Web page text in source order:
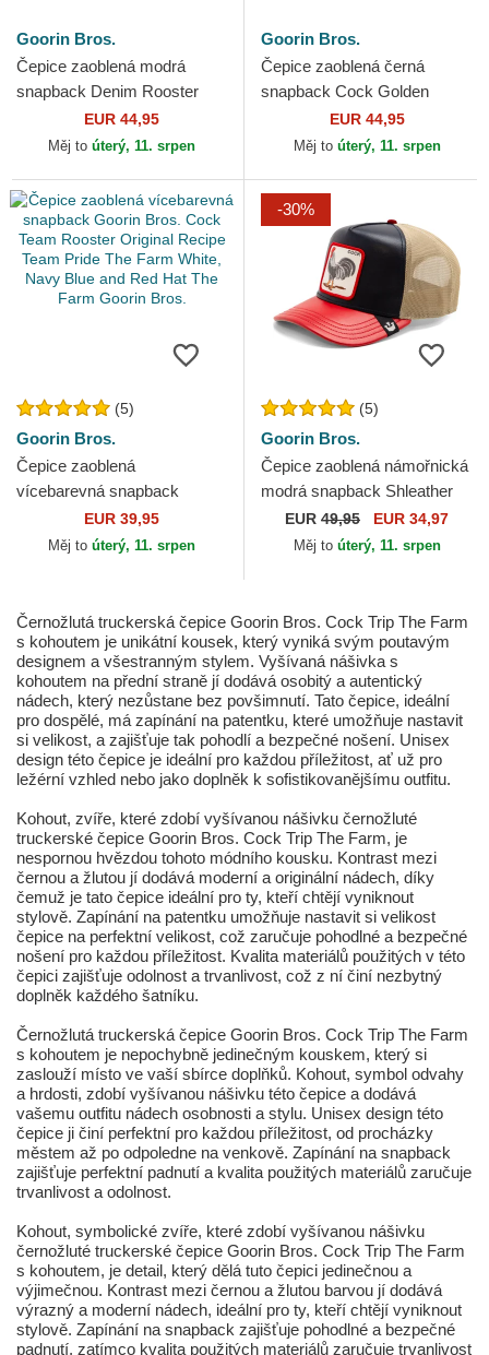
Goorin Bros.
Čepice zaoblená modrá
snapback Denim Rooster
The Farm Goorin Bros.
EUR 44,95
Měj to úterý, 11. srpen
Goorin Bros.
Čepice zaoblená černá
snapback Cock Golden
Suede The Farm Goorin
Bros.
EUR 44,95
Měj to úterý, 11. srpen
(5)
Goorin Bros.
Čepice zaoblená
vícebarevná snapback
Goorin Bros. Cock Team
Rooster Original Recipe
EUR 39,95
Měj to úterý, 11. srpen
-30%
(5)
Goorin Bros.
Čepice zaoblená námořnická
modrá snapback Shleather
Cock The Farm Goorin Bros.
EUR 49,95 EUR 34,97
Měj to úterý, 11. srpen
Černožlutá truckerská čepice Goorin Bros. Cock Trip The Farm
s kohoutem je unikátní kousek, který vyniká svým poutavým
designem a všestranným stylem. Vyšívaná nášivka s
kohoutem na přední straně jí dodává osobitý a autentický
nádech, který nezůstane bez povšimnutí. Tato čepice, ideální
pro dospělé, má zapínání na patentku, které umožňuje nastavit
si velikost, a zajišťuje tak pohodlí a bezpečné nošení. Unisex
design této čepice je ideální pro každou příležitost, ať už pro
ležérní vzhled nebo jako doplněk k sofistikovanějšímu outfitu.
Kohout, zvíře, které zdobí vyšívanou nášivku černožluté
truckerské čepice Goorin Bros. Cock Trip The Farm, je
nespornou hvězdou tohoto módního kousku. Kontrast mezi
černou a žlutou jí dodává moderní a originální nádech, díky
čemuž je tato čepice ideální pro ty, kteří chtějí vyniknout
stylově. Zapínání na patentku umožňuje nastavit si velikost
čepice na perfektní velikost, což zaručuje pohodlné a bezpečné
nošení pro každou příležitost. Kvalita materiálů použitých v této
čepici zajišťuje odolnost a trvanlivost, což z ní činí nezbytný
doplněk každého šatníku.
Černožlutá truckerská čepice Goorin Bros. Cock Trip The Farm
s kohoutem je nepochybně jedinečným kouskem, který si
zaslouží místo ve vaší sbírce doplňků. Kohout, symbol odvahy
a hrdosti, zdobí vyšívanou nášivku této čepice a dodává
vašemu outfitu nádech osobnosti a stylu. Unisex design této
čepice ji činí perfektní pro každou příležitost, od procházky
městem až po odpoledne na venkově. Zapínání na snapback
zajišťuje perfektní padnutí a kvalita použitých materiálů zaručuje
trvanlivost a odolnost.
Kohout, symbolické zvíře, které zdobí vyšívanou nášivku
černožluté truckerské čepice Goorin Bros. Cock Trip The Farm
s kohoutem, je detail, který dělá tuto čepici jedinečnou a
výjimečnou. Kontrast mezi černou a žlutou barvou jí dodává
výrazný a moderní nádech, ideální pro ty, kteří chtějí vyniknout
stylově. Zapínání na snapback zajišťuje pohodlné a bezpečné
padnutí, zatímco kvalita použitých materiálů zaručuje trvanlivost